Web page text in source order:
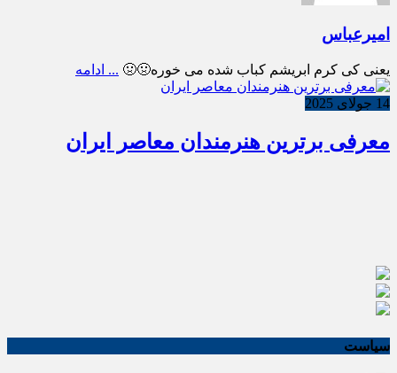
امیرعباس
یعنی کی کرم ابریشم کباب شده می خوره🤢🤢 ... ادامه
14 جولای 2025
معرفی برترین هنرمندان معاصر ایران
سیاست